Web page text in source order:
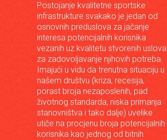
Postojanje kvalitetne sportske
infrastrukture svakako je jedan od
osnovnih preduslova za jačanje
interesa potencijalnih korisnika
vezanih uz kvalitetu stvorenih uslova
za zadovoljavanje njihovih potreba.
Imajući u vidu da trenutna situaciju u
našem društvu (kriza, recesija,
porast broja nezaposlenih, pad
životnog standarda, niska primanja
stanovništva i tako dalje) uvelike
utiče na procjenu broja potencijalnih
korisnika kao jednog od bitnih